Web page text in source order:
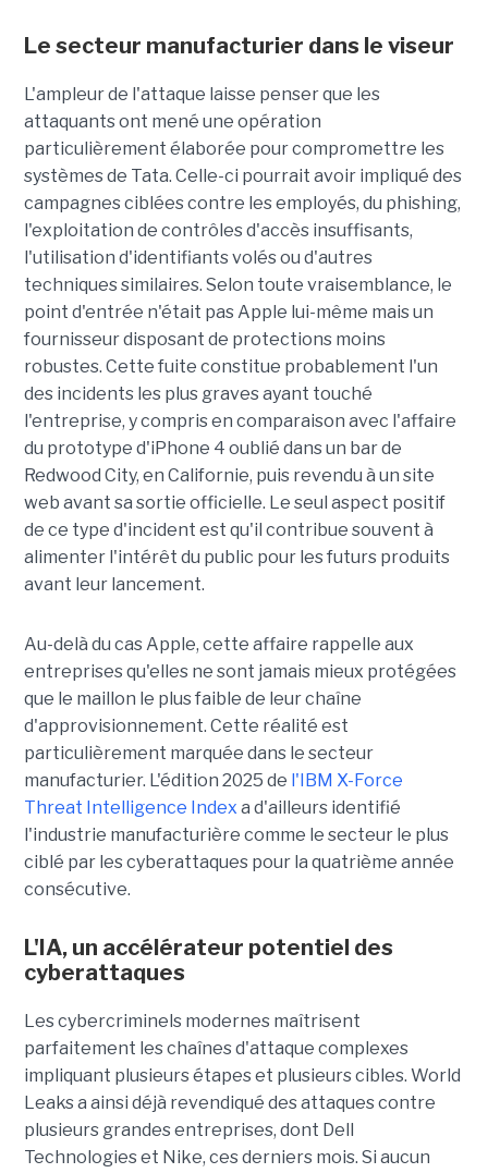
Le secteur manufacturier dans le viseur
L'ampleur de l'attaque laisse penser que les
attaquants ont mené une opération
particulièrement élaborée pour compromettre les
systèmes de Tata. Celle-ci pourrait avoir impliqué des
campagnes ciblées contre les employés, du phishing,
l'exploitation de contrôles d'accès insuffisants,
l'utilisation d'identifiants volés ou d'autres
techniques similaires. Selon toute vraisemblance, le
point d'entrée n'était pas Apple lui-même mais un
fournisseur disposant de protections moins
robustes. Cette fuite constitue probablement l'un
des incidents les plus graves ayant touché
l'entreprise, y compris en comparaison avec l'affaire
du prototype d'iPhone 4 oublié dans un bar de
Redwood City, en Californie, puis revendu à un site
web avant sa sortie officielle. Le seul aspect positif
de ce type d'incident est qu'il contribue souvent à
alimenter l'intérêt du public pour les futurs produits
avant leur lancement.
Au-delà du cas Apple, cette affaire rappelle aux
entreprises qu'elles ne sont jamais mieux protégées
que le maillon le plus faible de leur chaîne
d'approvisionnement. Cette réalité est
particulièrement marquée dans le secteur
manufacturier. L'édition 2025 de l'IBM X-Force
Threat Intelligence Index a d'ailleurs identifié
l'industrie manufacturière comme le secteur le plus
ciblé par les cyberattaques pour la quatrième année
consécutive.
L'IA, un accélérateur potentiel des
cyberattaques
Les cybercriminels modernes maîtrisent
parfaitement les chaînes d'attaque complexes
impliquant plusieurs étapes et plusieurs cibles. World
Leaks a ainsi déjà revendiqué des attaques contre
plusieurs grandes entreprises, dont Dell
Technologies et Nike, ces derniers mois. Si aucun